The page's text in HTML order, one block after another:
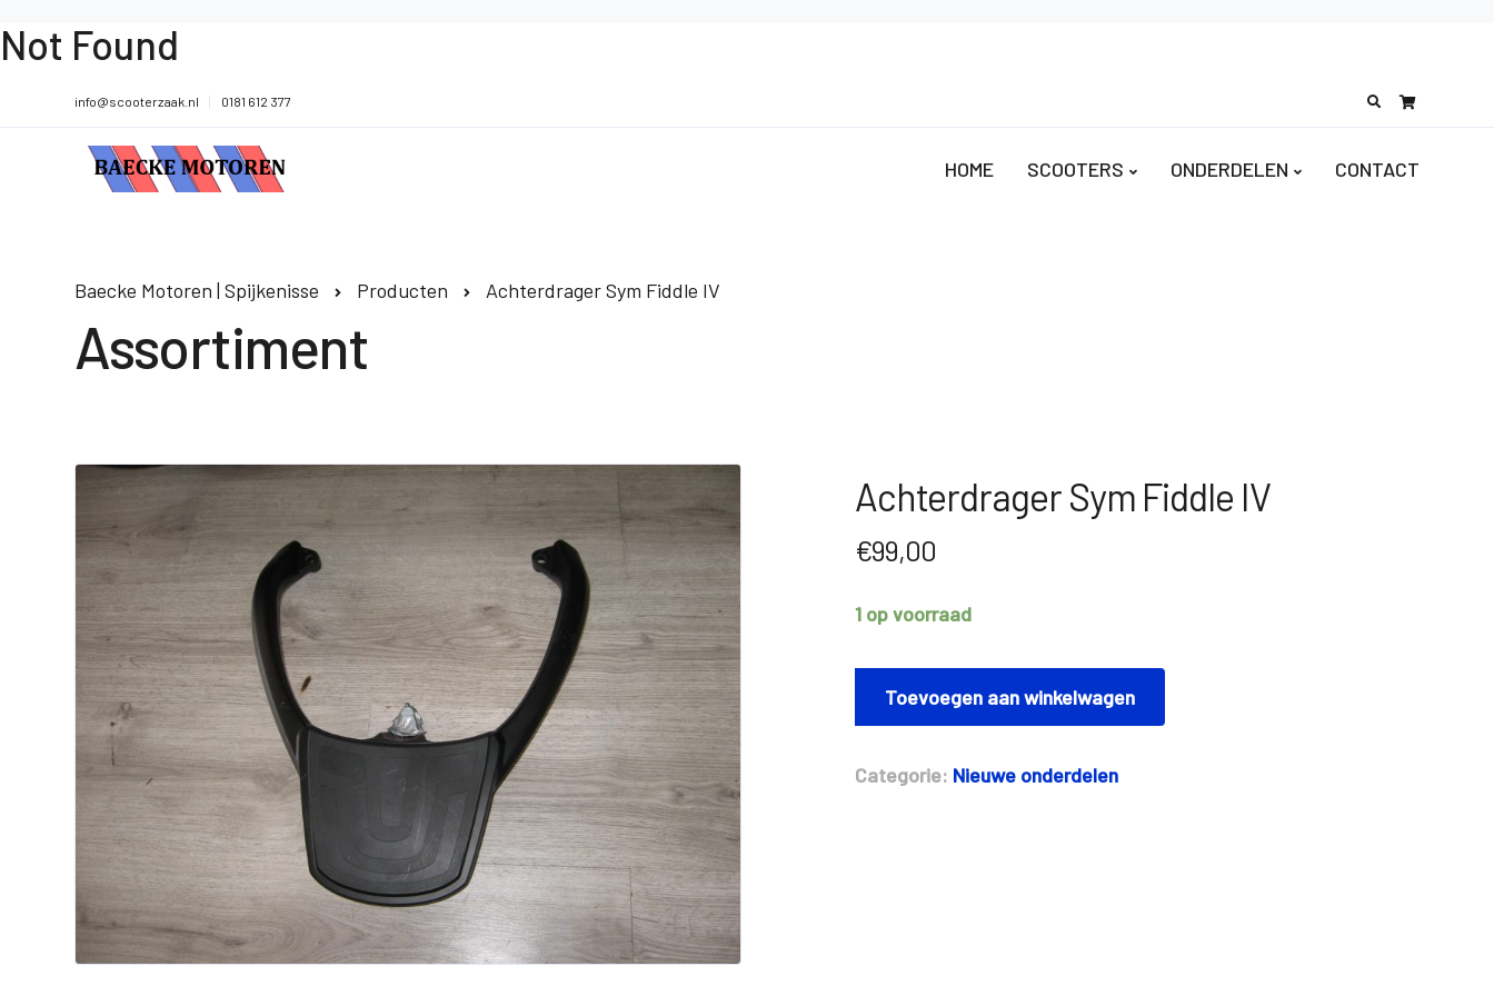
Not Found
Search
info@scooterzaak.nl 0181 612 377
HOME SCOOTERS ONDERDELEN CONTACT
Baecke Motoren | Spijkenisse Producten Achterdrager Sym Fiddle IV
Assortiment
Achterdrager Sym Fiddle IV
€99,00
1 op voorraad
SymToevoegen aan winkelwagen
Categorie: Nieuwe onderdelen